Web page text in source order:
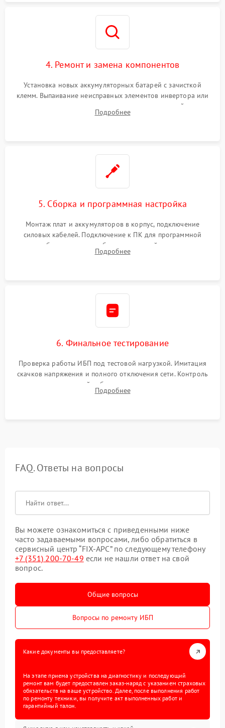
4. Ремонт и замена компонентов
Установка новых аккумуляторных батарей с зачисткой
клемм. Выпаивание неисправных элементов инвертора или
цепи зарядки и монтаж новых радиодеталей.
Восстановление поврежденных токоведущих дорожек и
Подробнее
5. Сборка и программная настройка
Монтаж плат и аккумуляторов в корпус, подключение
силовых кабелей. Подключение к ПК для программной
калибровки констант батареи, настройки порогов
срабатывания AVR и сброса счетчиков старения АКБ.
Подробнее
6. Финальное тестирование
Проверка работы ИБП под тестовой нагрузкой. Имитация
скачков напряжения и полного отключения сети. Контроль
времени автономной работы, температурного режима и
корректности формы выходного сигнала.
Подробнее
FAQ. Ответы на вопросы
Вы можете ознакомиться с приведенными ниже
часто задаваемыми вопросами, либо обратиться в
сервисный центр “FIX-APC” по следующему телефону
+7 (351) 200-70-49 если не нашли ответ на свой
вопрос.
Общие вопросы
Вопросы по ремонту ИБП
Какие документы вы предоставляете?
На этапе приема устройства на диагностику и последующий
ремонт вам будет предоставлен заказ-наряд с указанием страховых
обязательств на ваше устройство. Далее, после выполнения работ
по ремонту техники, вы получите акт выполненных работ и
гарантийный талон.